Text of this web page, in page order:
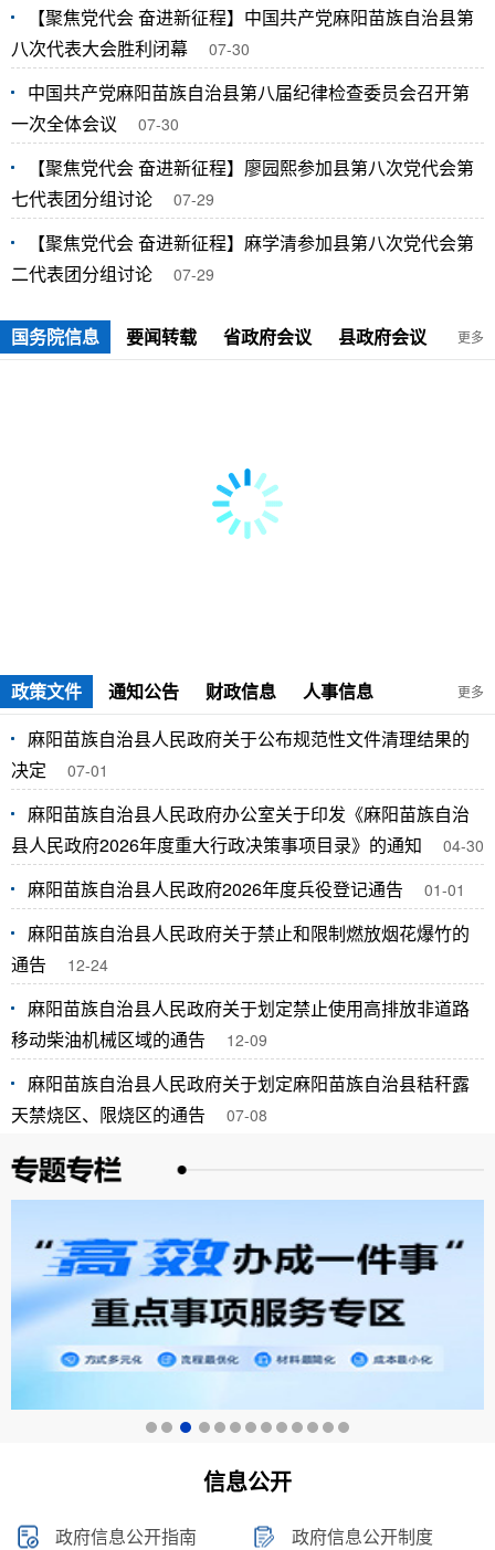
【聚焦党代会 奋进新征程】中国共产党麻阳苗族自治县第
八次代表大会胜利闭幕
07-30
中国共产党麻阳苗族自治县第八届纪律检查委员会召开第
一次全体会议
07-30
【聚焦党代会 奋进新征程】廖园熙参加县第八次党代会第
七代表团分组讨论
07-29
【聚焦党代会 奋进新征程】麻学清参加县第八次党代会第
二代表团分组讨论
07-29
国务院信息 要闻转载 省政府会议 县政府会议 更多
政策文件 通知公告 财政信息 人事信息 更多
麻阳苗族自治县人民政府关于公布规范性文件清理结果的
决定
07-01
麻阳苗族自治县人民政府办公室关于印发《麻阳苗族自治
县人民政府2026年度重大行政决策事项目录》的通知
04-30
麻阳苗族自治县人民政府2026年度兵役登记通告 01-01
麻阳苗族自治县人民政府关于禁止和限制燃放烟花爆竹的
通告
12-24
麻阳苗族自治县人民政府关于划定禁止使用高排放非道路
移动柴油机械区域的通告
12-09
麻阳苗族自治县人民政府关于划定麻阳苗族自治县秸秆露
天禁烧区、限烧区的通告
07-08
信息公开
政府信息公开指南
政府信息公开制度